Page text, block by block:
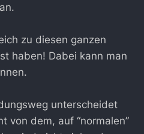
zu diesen ganzen
haben! Dabei kann man
unterscheidet
von dem, auf “normalen”